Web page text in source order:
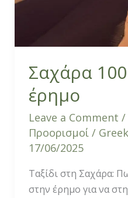
Σαχάρα
έρημο
Leave a Comment /
Προορισμοί/
17/06/2025
Ταξίδι στη Σαχάρα:
στην έρημο για να